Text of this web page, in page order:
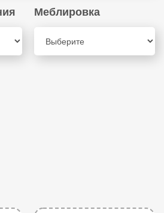
Меблировка